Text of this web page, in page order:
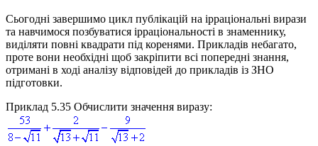
Сьогодні завершимо цикл публікацій на ірраціональні вирази
та навчимося позбуватися ірраціональності в знаменнику,
виділяти повні квадрати під коренями. Прикладів небагато,
проте вони необхідні щоб закріпити всі попередні знання,
отримані в ході аналізу відповідей до прикладів із ЗНО
підготовки.
Приклад 5.35 Обчислити значення виразу: